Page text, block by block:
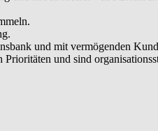
und mit vermögenden
und sind